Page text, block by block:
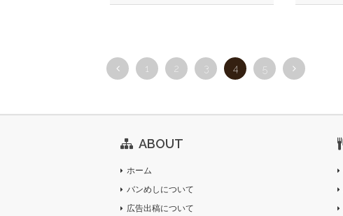
1 2 3 4 5
ABOUT
ホーム
バンめしについて
広告出稿について